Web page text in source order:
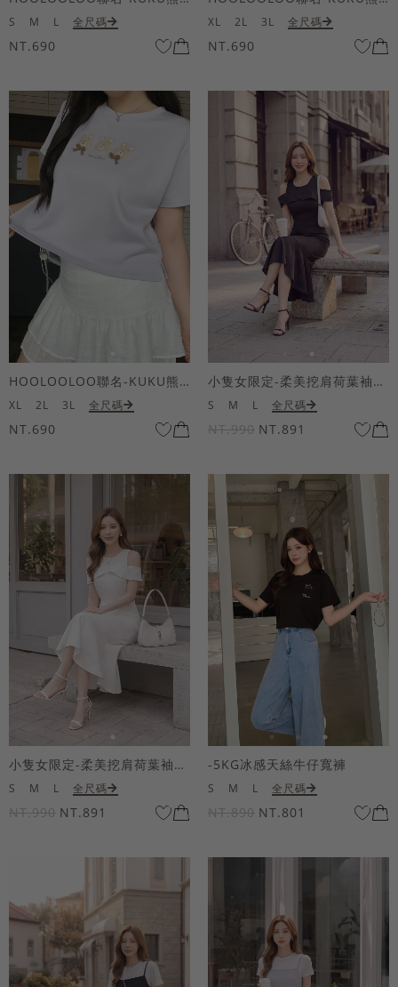
S M L 全尺碼
NT.690
XL 2L 3L 全尺碼
NT.690
HOOLOOLOO聯名-KUKU熊蝴蝶結短袖上衣
XL 2L 3L 全尺碼
NT.690
小隻女限定-柔美挖肩荷葉袖魚尾長洋裝
S M L 全尺碼
NT.990 NT.891
小隻女限定-柔美挖肩荷葉袖魚尾長洋裝
S M L 全尺碼
NT.990 NT.891
-5KG冰感天絲牛仔寬褲
S M L 全尺碼
NT.890 NT.801